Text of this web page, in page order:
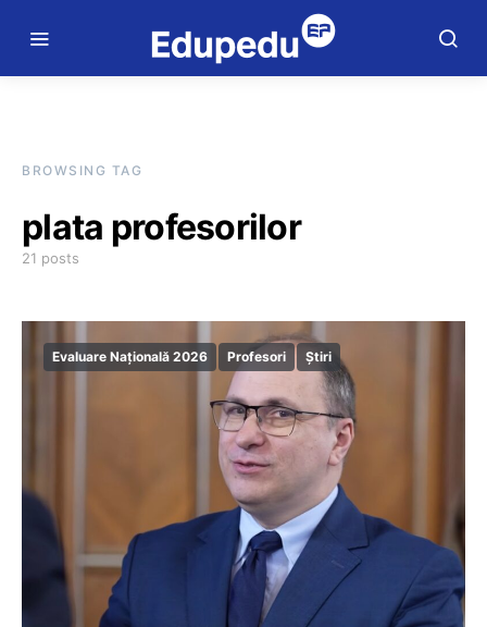
BROWSING TAG
plata profesorilor
21 posts
Evaluare Națională 2026 Profesori Știri